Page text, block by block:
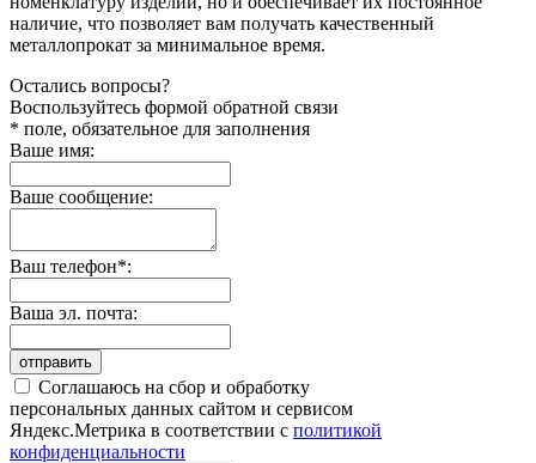
наличие, что позволяет вам получать качественный
металлопрокат за минимальное время.
Остались вопросы?
Воспользуйтесь формой обратной связи
* поле, обязательное для заполнения
Ваше имя:
Ваше сообщение:
Ваш телефон*:
Ваша эл. почта:
отправить
Соглашаюсь на сбор и обработку
персональных данных сайтом и сервисом
Яндекс.Метрика в соответствии с политикой
конфиденциальности